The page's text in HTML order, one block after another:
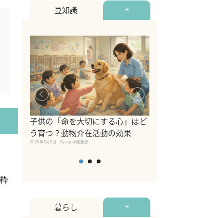
豆知識 +
子供の「命を大切にする心」はど
う育つ？動物介在活動の効果
2026年8月5日 By equall編集部
暮らし +